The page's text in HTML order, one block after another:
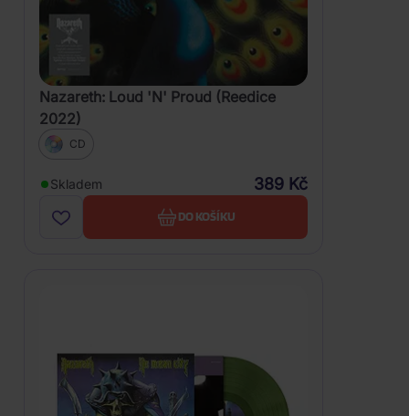
Nazareth: Loud 'N' Proud (Reedice
2022)
CD
Skladem 389 Kč
DO KOŠÍKU